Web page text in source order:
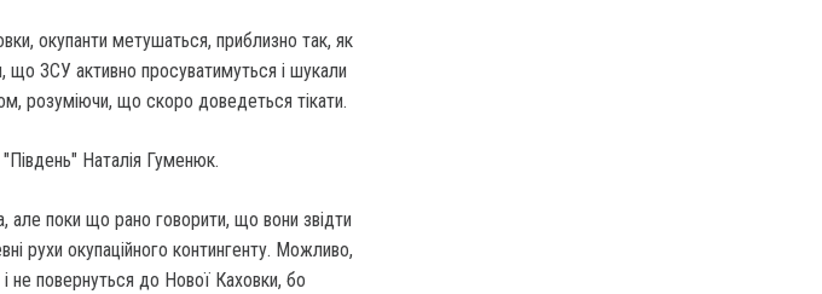
окупанти метушаться, приблизно так, як
що ЗСУ активно просуватимуться і шукали
розуміючи, що скоро доведеться тікати.
Наталія Гуменюк.
але поки що рано говорити, що вони звідти
рухи окупаційного контингенту. Можливо,
не повернуться до Нової Каховки, бо